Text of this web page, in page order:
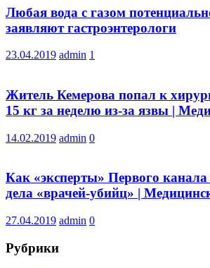
Любая вода с газом
заявляют гастроэнтерологи
23.04.2019 admin 1
Житель Кемерова попал к
15 кг за неделю из-за язвы |
14.02.2019 admin 0
Как «эксперты» Первого канала
дела «врачей-убийц» |
27.04.2019 admin 0
Рубрики